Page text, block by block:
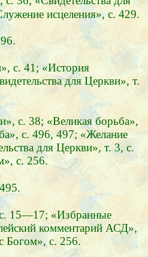
исцеления», с. 429.
с. 41; «История
для Церкви», т.
с. 38; «Великая борьба»,
с. 496, 497; «Желание
для Церкви», т. 3, с.
с. 256.
15—17; «Избранные
комментарий АСД»,
Богом», с. 256.